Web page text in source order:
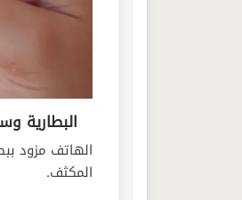
البطارية
المكثف.